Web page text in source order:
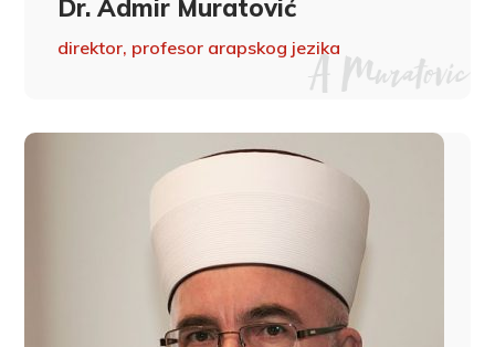
Dr. Admir Muratović
direktor, profesor arapskog jezika